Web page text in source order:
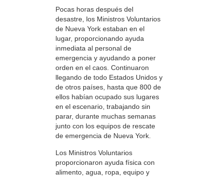
Pocas horas después del
desastre, los Ministros Voluntarios
de Nueva York estaban en el
lugar, proporcionando ayuda
inmediata al personal de
emergencia y ayudando a poner
orden en el caos. Continuaron
llegando de todo Estados Unidos y
de otros países, hasta que 800 de
ellos habían ocupado sus lugares
en el escenario, trabajando sin
parar, durante muchas semanas
junto con los equipos de rescate
de emergencia de Nueva York.
Los Ministros Voluntarios
proporcionaron ayuda física con
alimento, agua, ropa, equipo y